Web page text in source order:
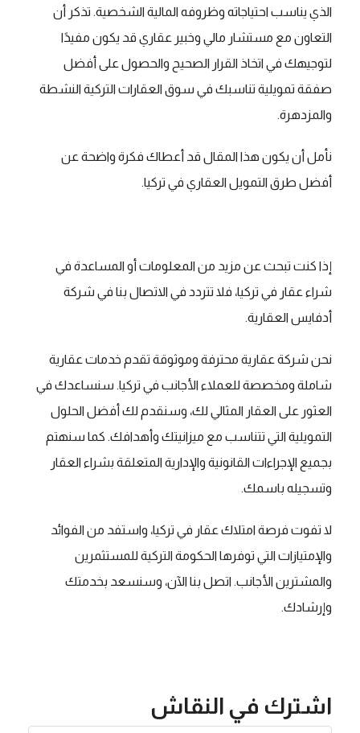
الذي يناسب احتياجاته وظروفه المالية الشخصية. تذكر أن
التعاون مع مستشار مالي وخبير عقاري قد يكون مفيدًا
لتوجيهك في اتخاذ القرار الصحيح والحصول على أفضل
صفقة تمويلية تناسبك في سوق العقارات التركية النشطة
والمزدهرة.
نأمل أن يكون هذا المقال قد أعطاك فكرة واضحة عن
أفضل طرق التمويل العقاري في تركيا.
إذا كنت تبحث عن مزيد من المعلومات أو المساعدة في
شراء عقار في تركيا، فلا تتردد في الاتصال بنا في شركة
أدفايس العقارية.
نحن شركة عقارية محترفة وموثوقة تقدم خدمات عقارية
شاملة ومخصصة للعملاء الأجانب في تركيا. سنساعدك في
العثور على العقار المثالي لك، وسنقدم لك أفضل الحلول
التمويلية التي تتناسب مع ميزانيتك وأهدافك. كما سنهتم
بجميع الإجراءات القانونية والإدارية المتعلقة بشراء العقار
وتسجيله باسمك.
لا تفوت فرصة امتلاك عقار في تركيا، واستفد من الفوائد
والإمتيازات التي توفرها الحكومة التركية للمستثمرين
والمشترين الأجانب. اتصل بنا الآن، وسنسعد بخدمتك
وإرشادك.
اشترك في النقاش